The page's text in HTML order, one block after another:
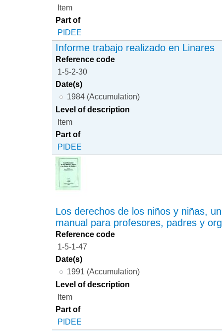
Item
Part of
PIDEE
Informe trabajo realizado en Linares
Reference code
1-5-2-30
Date(s)
1984 (Accumulation)
Level of description
Item
Part of
PIDEE
Los derechos de los niños y niñas,
manual para profesores, padres y
Reference code
1-5-1-47
Date(s)
1991 (Accumulation)
Level of description
Item
Part of
PIDEE